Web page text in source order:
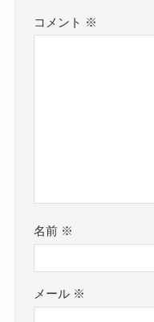
コメント ※
名前 ※
メール ※